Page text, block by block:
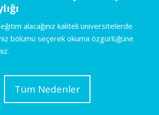
alacağınız kaliteli üniversitelerde
bölümü seçerek okuma özgürlüğüne
Tüm Nedenler